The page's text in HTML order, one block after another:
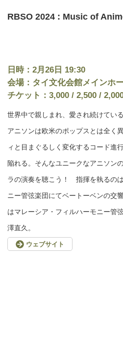
RBSO 2024 : Music of
日時：2月26日 19:30
会場：タイ文化会館メインホ
チケット：3,000 / 2,500 /
世界中で親しまれ、愛され続けてい
アニソンは欧米のポップスとは全く
ィと目まぐるしく変化するコード進
陥れる。そんなユニークなアニソン
ラの演奏を聴こう！ 指揮を執るの
ニー管弦楽団にてベートーベンの交
はマレーシア・フィルハーモニー管
澤直久。
ウェブサイト